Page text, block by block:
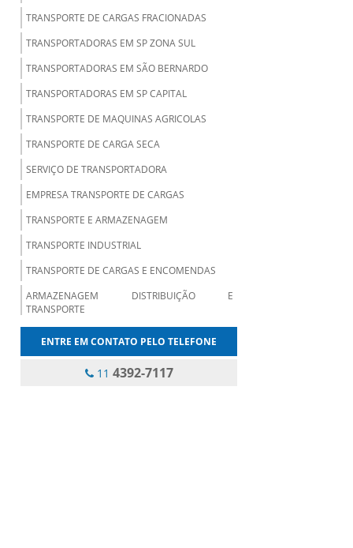
TRANSPORTE DE CARGAS FRACIONADAS
TRANSPORTADORAS EM SP ZONA SUL
TRANSPORTADORAS EM SÃO BERNARDO
TRANSPORTADORAS EM SP CAPITAL
TRANSPORTE DE MAQUINAS AGRICOLAS
TRANSPORTE DE CARGA SECA
SERVIÇO DE TRANSPORTADORA
EMPRESA TRANSPORTE DE CARGAS
TRANSPORTE E ARMAZENAGEM
TRANSPORTE INDUSTRIAL
TRANSPORTE DE CARGAS E ENCOMENDAS
ARMAZENAGEM DISTRIBUIÇÃO E
TRANSPORTE
TRANSPORTADORA PARA PEQUENAS
ENTRE EM CONTATO PELO TELEFONE
11 4392-7117